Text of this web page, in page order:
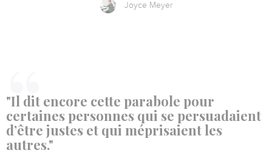
Joyce Meyer
"Il dit encore cette parabole pour
certaines personnes qui se persuadaient
d’être justes et qui méprisaient les
autres."